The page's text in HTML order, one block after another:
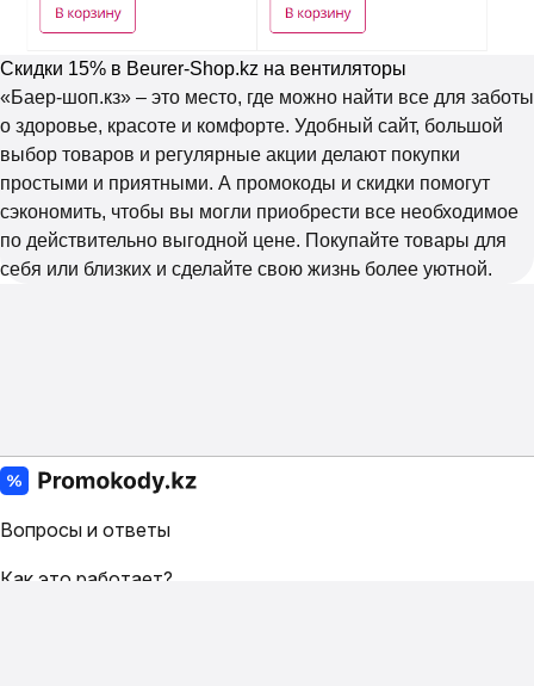
Скидки 15% в Beurer-Shop.kz на вентиляторы
«Баер-шоп.кз» – это место, где можно найти все для заботы
о здоровье, красоте и комфорте. Удобный сайт, большой
выбор товаров и регулярные акции делают покупки
простыми и приятными. А промокоды и скидки помогут
сэкономить, чтобы вы могли приобрести все необходимое
по действительно выгодной цене. Покупайте товары для
себя или близких и сделайте свою жизнь более уютной.
Вопросы и ответы
Как это работает?